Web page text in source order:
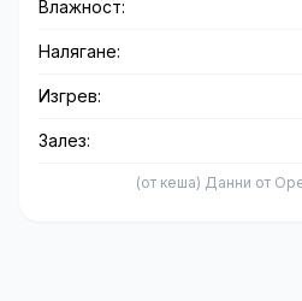
Влажност:
Налягане:
Изгрев:
Залез:
(от кеша) Данни от